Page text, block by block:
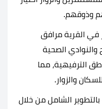
وذوقهم.
في القرية مرافق
الصحية
الترفيهية، مما
والزوار.
بالتطوير الشامل من خلال